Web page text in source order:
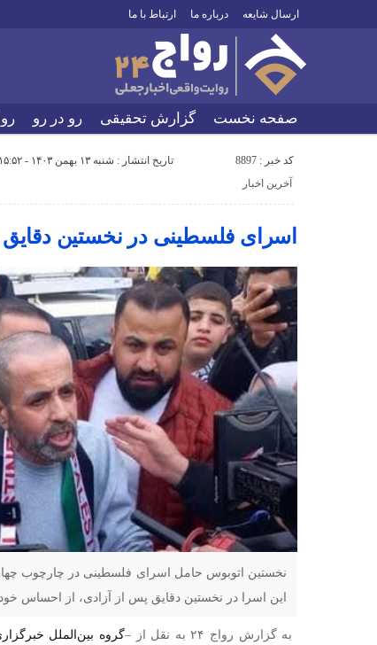
ارسال شایعه درباره ما ارتباط با ما
صفحه نخست گزارش تحقیقی رو در رو
کد خبر : 8897 تاریخ انتشار : شنبه ۱۳ بهمن ۱۴۰۳ - ۱۵:۵۲
آخرین اخبار
اسرای فلسطینی در نخستین
نخستین اتوبوس حامل اسرای فلسطینی در چارچوب
این اسرا در نخستین دقایق پس از آزادی، از احساس
به گزارش رواج ۲۴ به نقل از – گروه بین‌الملل